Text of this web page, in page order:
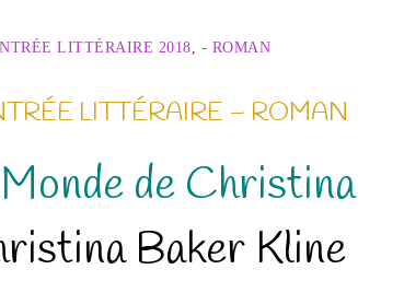
LITTÉRAIRE 2018 - ROMAN
LITTÉRAIRE – ROMAN
de Christina
Baker Kline